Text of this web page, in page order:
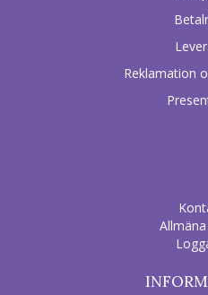
Reklamation